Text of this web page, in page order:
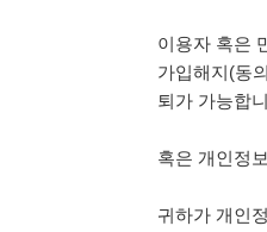
이용자 혹은
가입해지(동
퇴가 가능합
혹은 개인정
귀하가 개인